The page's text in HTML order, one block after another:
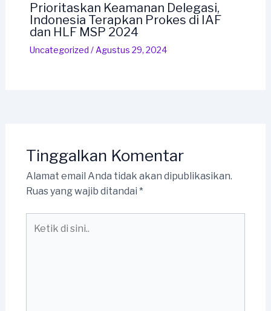
Prioritaskan Keamanan Delegasi,
Indonesia Terapkan Prokes di IAF
dan HLF MSP 2024
Uncategorized / Agustus 29, 2024
Tinggalkan Komentar
Alamat email Anda tidak akan dipublikasikan.
Ruas yang wajib ditandai *